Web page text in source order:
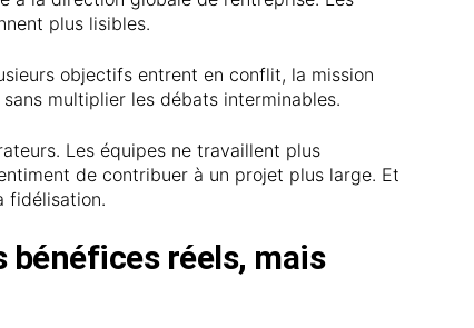
plus lisibles.
objectifs entrent en conflit, la mission
multiplier les débats interminables.
Les équipes ne travaillent plus
de contribuer à un projet plus large. Et
fidélisation.
bénéfices réels, mais